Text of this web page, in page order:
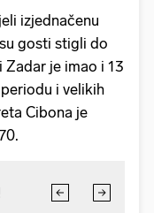
izjednačenu
gosti stigli do
je imao i 13
i velikih
Cibona je